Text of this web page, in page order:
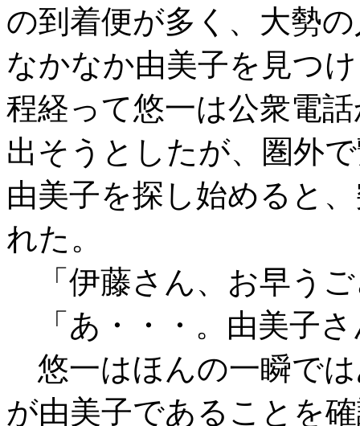
の到着便が多く、大勢
なかなか由美子を見つ
程経って悠一は公衆電
出そうとしたが、圏外
由美子を探し始めると
れた。
「伊藤さん、お早う
「あ・・・。由美子さ
悠一はほんの一瞬で
が由美子であることを